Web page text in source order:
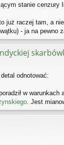
stanie cenzury
już raczej tam, a
- ja na
odnotować:
w
. Jest